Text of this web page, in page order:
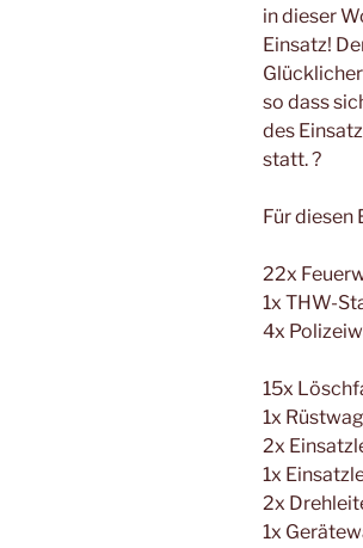
in dieser
Einsatz!
so dass
des
statt. ?
Für diesen
22x
1x THW-
4x
15x
1x
2x
1x
2x
1x